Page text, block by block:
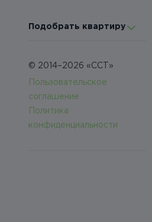
Подобрать квартиру
© 2014–2026 «ССТ»
Пользовательское
соглашение
Политика
конфиденциальности